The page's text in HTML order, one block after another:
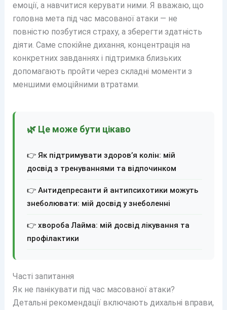
емоції, а навчитися керувати ними. Я вважаю, що
головна мета під час масованої атаки — не
повністю позбутися страху, а зберегти здатність
діяти. Саме спокійне дихання, концентрація на
конкретних завданнях і підтримка близьких
допомагають пройти через складні моменти з
меншими емоційними втратами.
🌿 Це може бути цікаво
👉 Як підтримувати здоров’я колін: мій
досвід з тренуваннями та відпочинком
👉 Антидепресанти й антипсихотики можуть
знеболювати: мій досвід у знеболенні
👉 хвороба Лайма: мій досвід лікування та
профілактики
Часті запитання
Як не панікувати під час масованої атаки?
Детальні рекомендації включають дихальні вправи,